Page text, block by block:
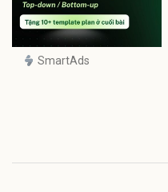
SmartAds